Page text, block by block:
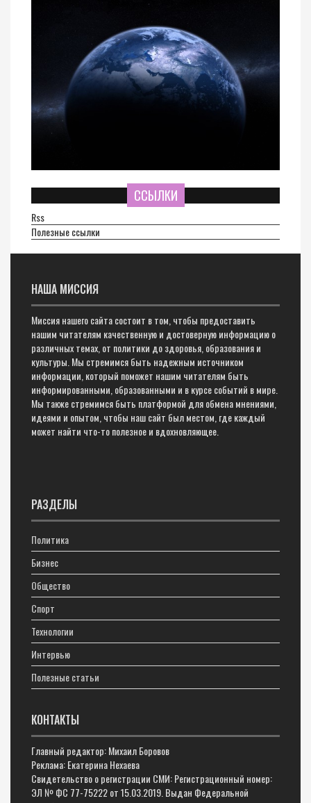
ССЫЛКИ
Rss
Полезные ссылки
НАША МИССИЯ
Миссия нашего сайта состоит в том, чтобы предоставить
нашим читателям качественную и достоверную информацию о
различных темах, от политики до здоровья, образования и
культуры. Мы стремимся быть надежным источником
информации, который поможет нашим читателям быть
информированными, образованными и в курсе событий в мире.
Мы также стремимся быть платформой для обмена мнениями,
идеями и опытом, чтобы наш сайт был местом, где каждый
может найти что-то полезное и вдохновляющее.
РАЗДЕЛЫ
Политика
Бизнес
Общество
Спорт
Технологии
Интервью
Полезные статьи
КОНТАКТЫ
Главный редактор: Михаил Боровов
Реклама: Екатерина Нехаева
Свидетельство о регистрации СМИ: Регистрационный номер:
ЭЛ № ФС 77-75222 от 15.03.2019. Выдан Федеральной